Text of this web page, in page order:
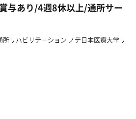
与あり/4週8休以上/通所サー
リハビリテーション ノテ日本医療大学リ